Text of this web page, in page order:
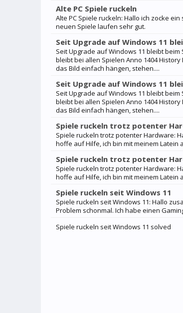
Alte PC Spiele ruckeln
Alte PC Spiele ruckeln: Hallo ich zocke
neuen Spiele laufen sehr gut.
Seit Upgrade auf Windows 11
Seit Upgrade auf Windows 11 bleibt
bleibt bei allen Spielen Anno 1404
das Bild einfach hängen, stehen....
Seit Upgrade auf Windows 11
Seit Upgrade auf Windows 11 bleibt
bleibt bei allen Spielen Anno 1404
das Bild einfach hängen, stehen....
Spiele ruckeln trotz potenter
Spiele ruckeln trotz potenter Hardware:
hoffe auf Hilfe, ich bin mit meinem Latein
Spiele ruckeln trotz potenter
Spiele ruckeln trotz potenter Hardware:
hoffe auf Hilfe, ich bin mit meinem Latein
Spiele ruckeln seit Windows 11
Spiele ruckeln seit Windows 11: Hallo
Problem schonmal. Ich habe einen
Spiele ruckeln seit Windows 11 solved